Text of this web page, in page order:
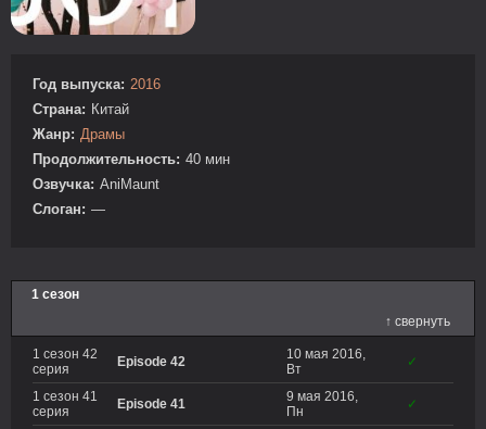
Год выпуска: 2016
Страна: Китай
Жанр: Драмы
Продолжительность: 40 мин
Озвучка: AniMaunt
Слоган: —
1 сезон
↑ свернуть
1 сезон 42
серия
Episode 42
10 мая 2016,
Вт
✓
1 сезон 41
серия
Episode 41
9 мая 2016,
Пн
✓